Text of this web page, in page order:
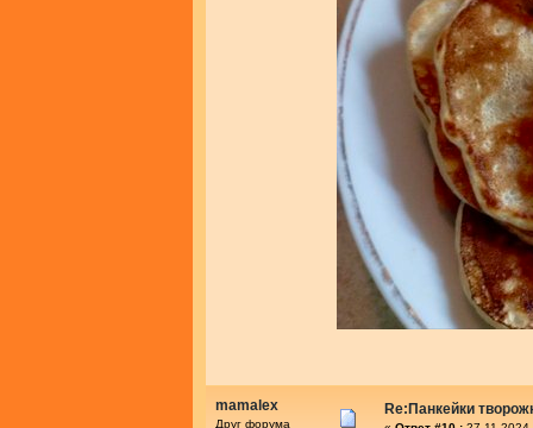
mamalex
Друг форума
Re:Панкейки